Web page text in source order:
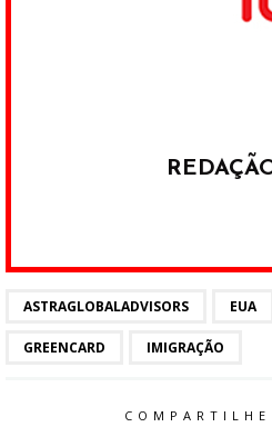
ASTRAGLOBALADVISORS EUA
GREENCARD IMIGRAÇÃO
COMPARTILHE